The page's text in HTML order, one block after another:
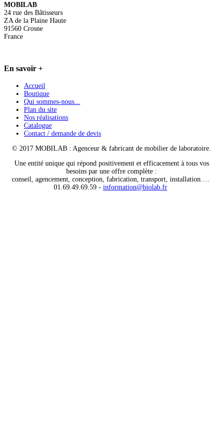
MOBILAB
24 rue des Bâtisseurs
ZA de la Plaine Haute
91560 Crosne
France
En savoir +
Accueil
Boutique
Qui sommes-nous...
Plan du site
Nos réalisations
Catalogue
Contact / demande de devis
© 2017 MOBILAB : Agenceur & fabricant de mobilier de laboratoire.
Une entité unique qui répond positivement et efficacement à tous vos
besoins par une offre complète :
conseil, agencement, conception, fabrication, transport, installation….
01.69.49.69.59 - information@biolab.fr